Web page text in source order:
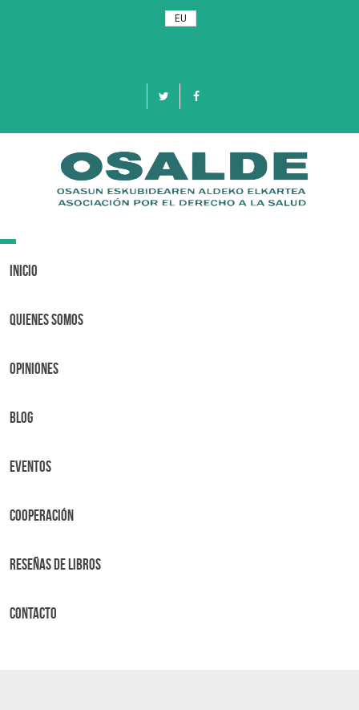
EU
Toggle
Inicio
Quienes Somos
OPINIONES
BLOG
Eventos
Cooperación
Reseñas de libros
Contacto